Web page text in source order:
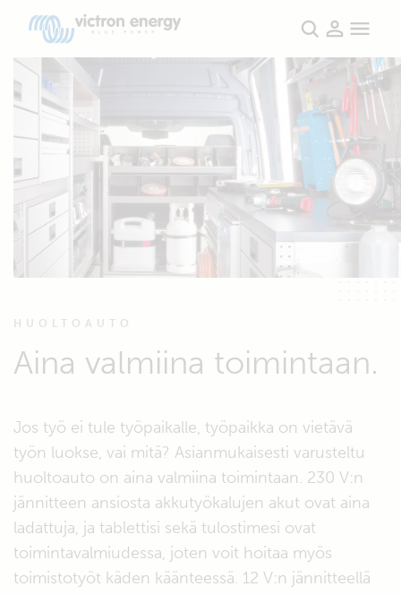
HUOLTOAUTO
Aina valmiina toimintaan.
Jos työ ei tule työpaikalle, työpaikka on vietävä
työn luokse, vai mitä? Asianmukaisesti varusteltu
huoltoauto on aina valmiina toimintaan. 230 V:n
jännitteen ansiosta akkutyökalujen akut ovat aina
ladattuja, ja tablettisi sekä tulostimesi ovat
toimintavalmiudessa, joten voit hoitaa myös
toimistotyöt käden käänteessä. 12 V:n jännitteellä